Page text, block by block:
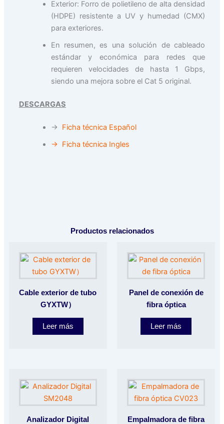
Exterior: Forro de polietileno de alta densidad
(HDPE) resistente a UV y humedad (CMX)
para exteriores.
En resumen, es una solución de cableado
estándar y económica para redes que
requieren velocidades de hasta 1 Gbps,
siendo una mejora sobre el Cat 5 original.
DESCARGAS
→ Ficha técnica Español
→ Ficha técnica Ingles
Productos relacionados
Cable exterior de tubo
GYXTW）
Leer más
Panel de conexión de
fibra óptica
Leer más
Analizador Digital
Empalmadora de fibra